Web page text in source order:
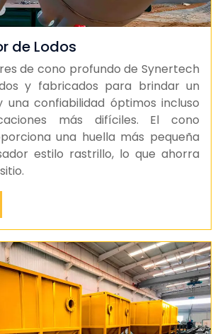
de Lodos
de cono profundo de Synertech
y fabricados para brindar un
una confiabilidad óptimos incluso
más difíciles. El cono
una huella más pequeña
estilo rastrillo, lo que ahorra